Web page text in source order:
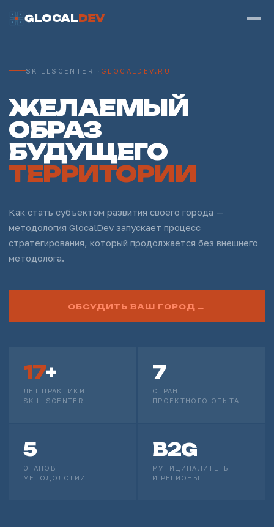
GLOCAL DEV
SKILLSCENTER · GLOCALDEV.RU
ЖЕЛАЕМЫЙ
ОБРАЗ
БУДУЩЕГО
ТЕРРИТОРИИ
Как стать субъектом развития своего города —
методология GlocalDev запускает процесс
стратегирования, который продолжается без внешнего
методолога.
ОБСУДИТЬ ВАШ ГОРОД
17+
ЛЕТ ПРАКТИКИ
SKILLSCENTER
7
СТРАН
ПРОЕКТНОГО ОПЫТА
5
ЭТАПОВ
МЕТОДОЛОГИИ
B2G
МУНИЦИПАЛИТЕТЫ
И РЕГИОНЫ